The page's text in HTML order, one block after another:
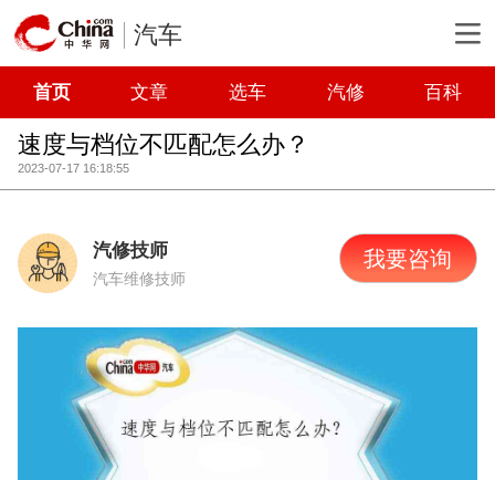
汽车
首页 文章 选车 汽修 百科
速度与档位不匹配怎么办？
2023-07-17 16:18:55
汽修技师
汽车维修技师
我要咨询